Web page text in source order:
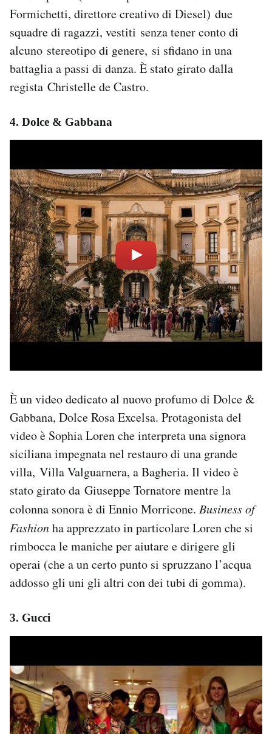
Formichetti, direttore creativo di Diesel) due
squadre di ragazzi, vestiti senza tener conto di
alcuno stereotipo di genere, si sfidano in una
battaglia a passi di danza. È stato girato dalla
regista Christelle de Castro.
4. Dolce & Gabbana
È un video dedicato al nuovo profumo di Dolce &
Gabbana, Dolce Rosa Excelsa. Protagonista del
video è Sophia Loren che interpreta una signora
siciliana impegnata nel restauro di una grande
villa, Villa Valguarnera, a Bagheria. Il video è
stato girato da Giuseppe Tornatore mentre la
colonna sonora è di Ennio Morricone. Business of
Fashionha apprezzato in particolare Loren che si
rimbocca le maniche per aiutare e dirigere gli
operai (che a un certo punto si spruzzano l’acqua
addosso gli uni gli altri con dei tubi di gomma).
3. Gucci